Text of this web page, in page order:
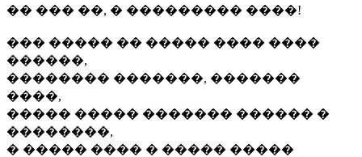
�� ��� ��, � ��������� ����!
��� ����� �� ����� ���� ����
������,
�������� �������, �������
����,
����� ����� ������� ������ �
��������,
� ����� ���� � ����� �����